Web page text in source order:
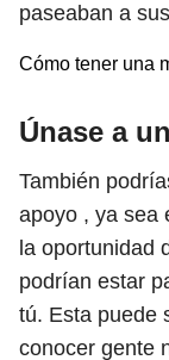
paseaban a
Cómo tener una
Únase a
También
apoyo , ya sea
la oportunidad
podrían estar
tú. Esta puede
conocer gente